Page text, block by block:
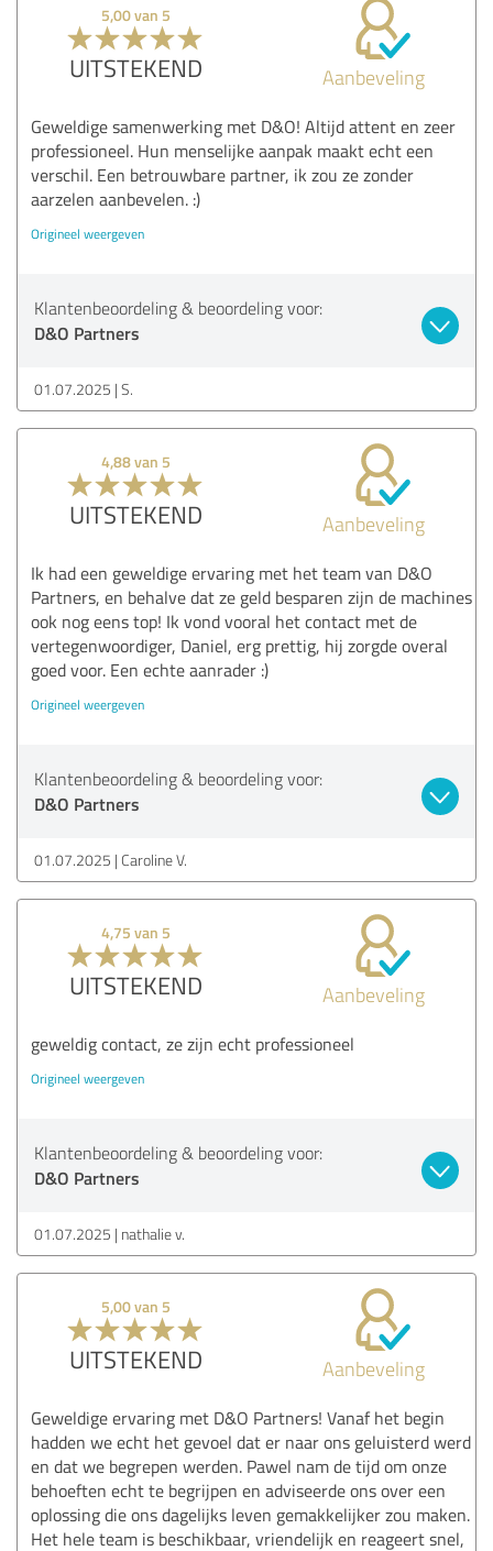
5,00 van 5
UITSTEKEND Aanbeveling
Geweldige samenwerking met D&O! Altijd attent en zeer
professioneel. Hun menselijke aanpak maakt echt een
verschil. Een betrouwbare partner, ik zou ze zonder
aarzelen aanbevelen. :)
Origineel weergeven
Klantenbeoordeling & beoordeling voor:
D&O Partners
01.07.2025 S.
4,88 van 5
UITSTEKEND Aanbeveling
Ik had een geweldige ervaring met het team van D&O
Partners, en behalve dat ze geld besparen zijn de machines
ook nog eens top! Ik vond vooral het contact met de
vertegenwoordiger, Daniel, erg prettig, hij zorgde overal
goed voor. Een echte aanrader :)
Origineel weergeven
Klantenbeoordeling & beoordeling voor:
D&O Partners
01.07.2025 Caroline V.
4,75 van 5
UITSTEKEND Aanbeveling
geweldig contact, ze zijn echt professioneel
Origineel weergeven
Klantenbeoordeling & beoordeling voor:
D&O Partners
01.07.2025 nathalie v.
5,00 van 5
UITSTEKEND Aanbeveling
Geweldige ervaring met D&O Partners! Vanaf het begin
hadden we echt het gevoel dat er naar ons geluisterd werd
en dat we begrepen werden. Pawel nam de tijd om onze
behoeften echt te begrijpen en adviseerde ons over een
oplossing die ons dagelijks leven gemakkelijker zou maken.
Het hele team is beschikbaar, vriendelijk en reageert snel,